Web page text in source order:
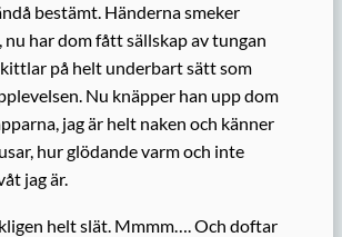
bestämt. Händerna smeker
nu har dom fått sällskap av tungan
på helt underbart sätt som
Nu knäpper han upp dom
jag är helt naken och känner
hur glödande varm och inte
jag är.
helt slät. Mmmm…. Och doftar